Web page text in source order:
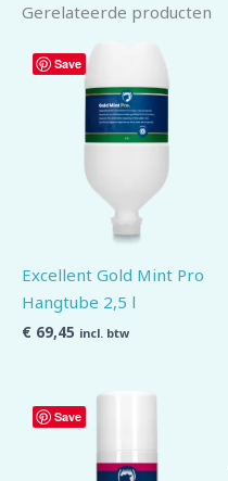
Gerelateerde producten
Save
Excellent Gold Mint Pro
Hangtube 2,5 l
€ 69,45 incl. btw
Save